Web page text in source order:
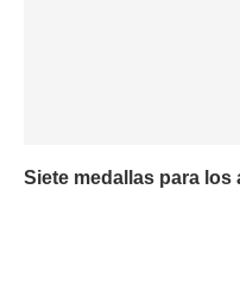
Siete medallas para